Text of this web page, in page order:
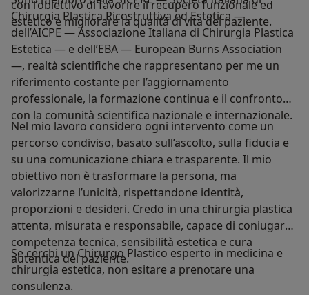
con l’obiettivo di favorire il recupero funzionale ed
estetico e migliorare la qualità di vita del paziente.
Chirurgia Plastica Ricostruttiva ed Estetica —,
dell’AICPE — Associazione Italiana di Chirurgia Plastica
Estetica — e dell’EBA — European Burns Association
—, realtà scientifiche che rappresentano per me un
riferimento costante per l’aggiornamento
professionale, la formazione continua e il confronto
con la comunità scientifica nazionale e internazionale.
Nel mio lavoro considero ogni intervento come un
percorso condiviso, basato sull’ascolto, sulla fiducia e
su una comunicazione chiara e trasparente. Il mio
obiettivo non è trasformare la persona, ma
valorizzarne l’unicità, rispettandone identità,
proporzioni e desideri. Credo in una chirurgia plastica
attenta, misurata e responsabile, capace di coniugare
competenza tecnica, sensibilità estetica e cura
autentica del paziente.
Se cerchi un Chirurgo Plastico esperto in medicina e
chirurgia estetica, non esitare a prenotare una
consulenza.